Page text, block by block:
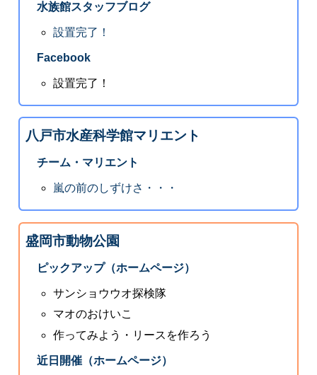
水族館スタッフブログ
設置完了！
Facebook
設置完了！
八戸市水産科学館マリエント
チーム・マリエント
嵐の前のしずけさ・・・
盛岡市動物公園
ピックアップ（ホームページ）
サンショウウオ探検隊
マオのおけいこ
作ってみよう・リースを作ろう
近日開催（ホームページ）